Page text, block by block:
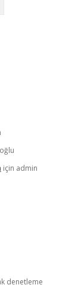
için admin
denetleme